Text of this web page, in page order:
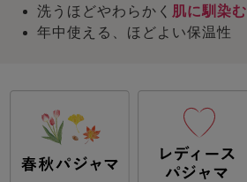
洗うほどやわらかく 肌に馴染む
年中使える、ほどよい保温性